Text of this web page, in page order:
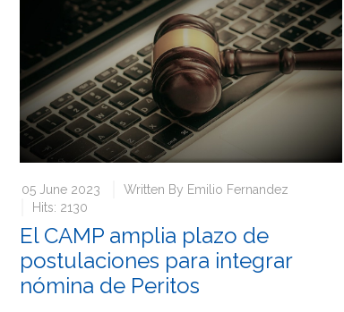
05 June 2023 Written By Emilio Fernandez
Hits: 2130
El CAMP amplia plazo de
postulaciones para integrar
nómina de Peritos